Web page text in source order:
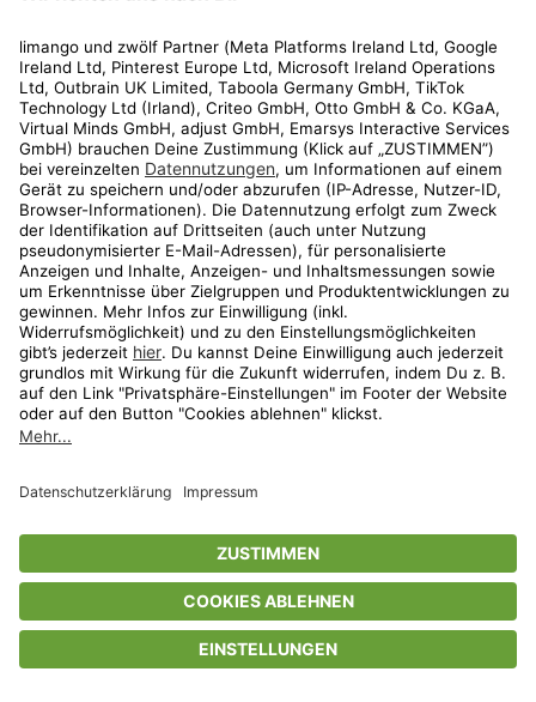
Privatsphäre-EinstellungenAGBDatenschutzCompliance
GeschenkgutscheinbedingungenImpressumHelp Center